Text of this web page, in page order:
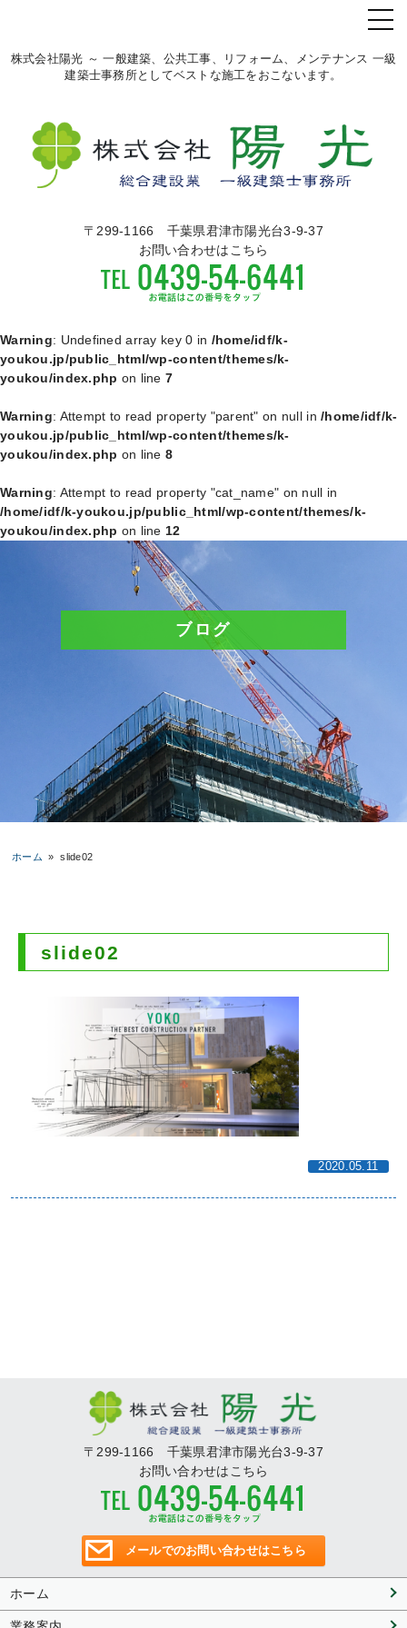
株式会社陽光 ～ 一般建築、公共工事、リフォーム、メンテナンス 一級
建築士事務所としてベストな施工をおこないます。
〒299-1166 千葉県君津市陽光台3-9-37
お問い合わせはこちら
Warning: Undefined array key 0 in /home/idf/k-
youkou.jp/public_html/wp-content/themes/k-
youkou/index.php on line7
Warning: Attempt to read property "parent" on null in/home/idf/k-
youkou.jp/public_html/wp-content/themes/k-
youkou/index.php on line8
Warning: Attempt to read property "cat_name" on null in
/home/idf/k-youkou.jp/public_html/wp-content/themes/k-
youkou/index.php on line 12
ブログ
ホーム »slide02
slide02
2020.05.11
〒299-1166 千葉県君津市陽光台3-9-37
お問い合わせはこちら
メールでのお問い合わせはこちら
ホーム